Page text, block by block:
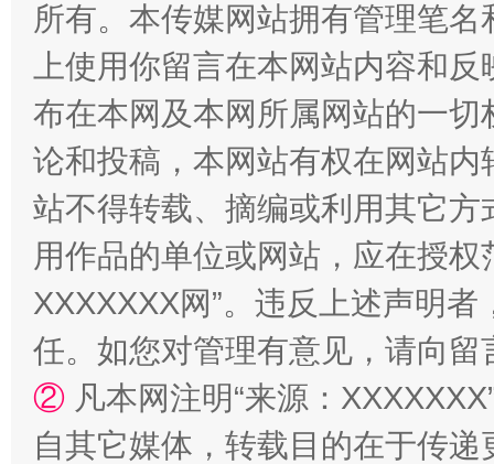
国家大学科技园优化重塑工作
所有。本传媒网站拥有管理笔
上使用你留言在本网站内容和
布在本网及本网所属网站的一
论和投稿，本网站有权在网站
站不得转载、摘编或利用其它
用作品的单位或网站，应在授
XXXXXXX网”。违反上述声明
任。如您对管理有意见，请向
② 凡本网注明“来源：
自其它媒体，转载目的在于传